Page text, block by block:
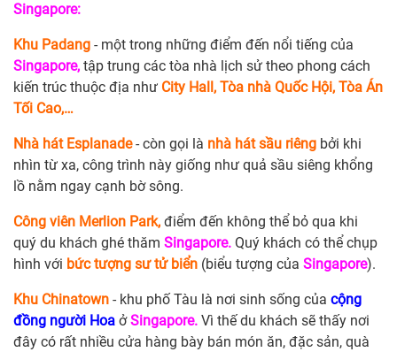
Singapore:
Khu Padang - một trong những điểm đến nổi tiếng của
Singapore, tập trung các tòa nhà lịch sử theo phong cách
kiến trúc thuộc địa như City Hall, Tòa nhà Quốc Hội, Tòa Án
Tối Cao,…
Nhà hát Esplanade- còn gọi là nhà hát sầu riêng bởi khi
nhìn từ xa, công trình này giống như quả sầu siêng khổng
lồ nằm ngay cạnh bờ sông.
Công viên Merlion Park, điểm đến không thể bỏ qua khi
quý du khách ghé thăm Singapore. Quý khách có thể chụp
hình với bức tượng sư tử biển (biểu tượng của Singapore).
Khu Chinatown - khu phố Tàu là nơi sinh sống của cộng
đồng người Hoa ởSingapore. Vì thế du khách sẽ thấy nơi
đây có rất nhiều cửa hàng bày bán món ăn, đặc sản, quà